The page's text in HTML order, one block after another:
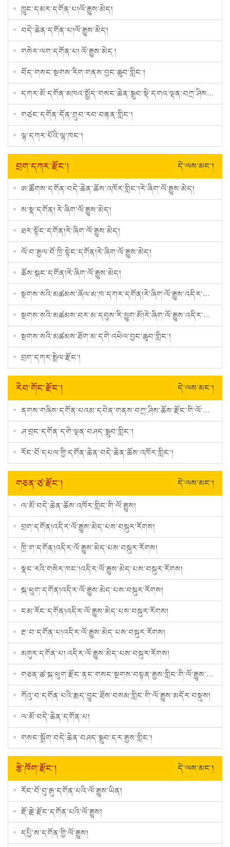
ཁྱུང་དམར་དགོན་པ།ལོ་རྒྱུས་མེད།
བདེ་ཆེན་དགོན་པ།ལོ་རྒྱུས་མེད།
གསེར་ལག་དགོན་པ། ལོ་རྒྱུས་མེད །
བོད་གསང་སྔགས་རིག་གནས་བྱང་ཆུབ་གླིང་།
དཀར་མོ་དགོན་མཁའ་སྤྱོད་གསང་ཆེན་སྒྲུབ་སྡེ་དགའ་ལྡན་བཀྲ་ཤིས་ཆོས་གླིང་།
གཙང་དགོན་དོན་གྲུབ་རབ་བརྟན་གླིང་།
ལྷ་དཀར་པོའི་ལྷ་ཁང་།
བྲག་དཀར་རྫོང་།
དེ་ལས་མང་།
ཨ་ཚོགས་དགོན་བདེ་ཆེན་ཆོས་འཁོར་གླིང་།རེ་ཞིག་ལོ་རྒྱུས་མེད།
ས་སྣ་དགོན། རེ་ཞིག་ལོ་རྒྱུས་མེད།
ཐར་སྟོང་དགོན།རེ་ཞིག་ལོ་རྒྱུས་མེད།
ལོ་བ་རྒྱལ་བོ་ཁྲི་སྟེང་དགོན།རེ་ཞིག་ལོ་རྒྱུས་མེད།
ཆོས་སྒང་དགོན།རེ་ཞིག་ལོ་རྒྱུས་མེད།
སྔགས་སའི་མཚམས་ཞོལ་མ་ཁ་དཀར་དགོན།རེ་ཞིག་ལོ་རྒྱུས་འདིར་མེད།
སྔགས་སའི་མཚམས་བར་མ་དབུས་རི་ཕྱུག་མོ།རེ་ཞིག་ལོ་རྒྱུས་འདིར་མེད།
སྔགས་སའི་མཚམས་ཐོག་མ་དགེ་འཕེལ་བྱང་ཆུབ་གླིང་།
བྲག་དཀར་སྤྲེལ་རྫོང་།
རེབ་གོང་རྫོང་།
དེ་ལས་མང་།
ནགས་གཞིས་དགོན་པའམ་དབེན་གནས་བཀྲ་ཤིས་ཆོས་རྫོང་གི་ལོ་རྒྱུས།
ཤ་བྲང་དགོན་དགེ་ལྡན་བཤད་སྒྲུབ་གླིང་།
རོང་བོ་དཔལ་གྱི་དགོན་ཆེན་བདེ་ཆེན་ཆོས་འཁོར་གླིང་།
གཅན་ཙ་རྫོང་།
དེ་ལས་མང་།
ལ་མོ་བདེ་ཆེན་ཆོས་འཁོར་གླིང་གི་ལོ་རྒྱུས།
བྲག་དགོན།འདིར་ལོ་རྒྱུས་མེད་པས་བསྐུར་རོགས།
ཁྲི་ག་དགོན།འདིར་ལོ་རྒྱུས་མེད་པས་བསྐུར་རོགས།
སྣང་རའི་གསེར་ཁང་།འདིར་ལོ་རྒྱུས་མེད་པས་བསྐུར་རོགས།
སྐ་ཕུག་དགོན།འདིར་ལོ་རྒྱུས་མེད་པས་བསྐུར་རོགས།
ངམ་རོང་དགོན།འདིར་ལོ་རྒྱུས་མེད་པས་བསྐུར་རོགས།
རྔ་བ་དགོན་པ།འདིར་ལོ་རྒྱུས་མེད་པས་བསྐུར་རོགས།
མགུར་དགོན་པ། འདིར་ལོ་རྒྱུས་མེད་པས་བསྐུར་རོགས།
གཅན་ཚ་སྐ་ཕུག་རྫོང་ནང་གསང་སྔགས་བསྟན་རྒྱས་གླིང༌གི་ལོ་རྒྱུས་མདོར་བསྡུས།
ཀོའུ་བ་དགོན་པའི་རྨད་བྱུང་ཐོས་བསམ་གླིང་གི་ལོ་རྒྱུས་མདོར་བསྡུས།
ལ་མོ་བདེ་ཆེན་དགོན་པ།
གསང་སྒྲོག་བདེ་ཆེན་བཤད་སྒྲུབ་དར་རྒྱས་གླིང་།
རྩེ་ཁོག་རྫོང་།
དེ་ལས་མང་།
རོང་བོ་བུ་རྒུ་དགོན་པའི་ལོ་རྒྱུས་ཡིན།
རྡོ་རྗེ་རྫོང་དགོན་པའི་ལོ་རྒྱུས།
དཔྱི་ས་དགོན་གྱི་ལོ་རྒྱུས།